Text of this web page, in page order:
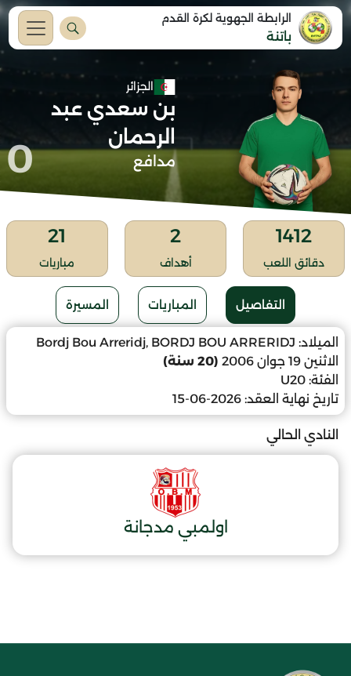
الرابطة الجهوية لكرة القدم
باتنة
الجزائر
بن سعدي عبد
الرحمان
مدافع 0
1412
دقائق اللعب
2
أهداف
21
مباريات
التفاصيل المباريات المسيرة
الميلاد: Bordj Bou Arreridj, BORDJ BOU ARRERIDJ
الاثنين 19 جوان 2006
(20 سنة)
الفئة: U20
تاريخ نهاية العقد: 2026-06-15
النادي الحالي
اولمبي مدجانة